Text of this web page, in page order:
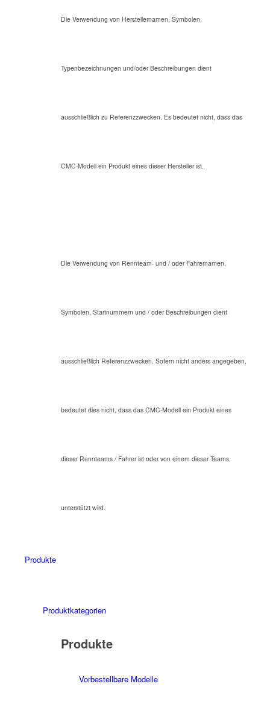
Die Verwendung von Herstellernamen, Symbolen,
Typenbezeichnungen und/oder Beschreibungen dient
ausschließlich zu Referenzzwecken. Es bedeutet nicht, dass das
CMC-Modell ein Produkt eines dieser Hersteller ist.
Die Verwendung von Rennteam- und / oder Fahrernamen,
Symbolen, Startnummern und / oder Beschreibungen dient
ausschließlich Referenzzwecken. Sofern nicht anders angegeben,
bedeutet dies nicht, dass das CMC-Modell ein Produkt eines
dieser Rennteams / Fahrer ist oder von einem dieser Teams
unterstützt wird.
Produkte
Produktkategorien
Produkte
Vorbestellbare Modelle